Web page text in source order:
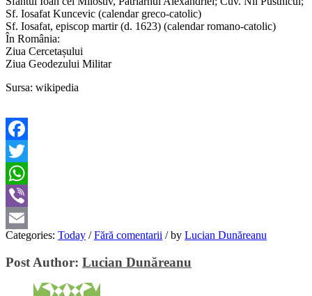
Sf. Iosafat Kuncevic (calendar greco-catolic)
Sf. Iosafat, episcop martir (d. 1623) (calendar romano-catolic)
În România:
Ziua Cercetașului
Ziua Geodezului Militar
Sursa: wikipedia
Facebook
Twitter
WhatsApp
Viber
Email
Categories: Today / Fără comentarii /by Lucian Dunăreanu
Post Author: Lucian Dunăreanu